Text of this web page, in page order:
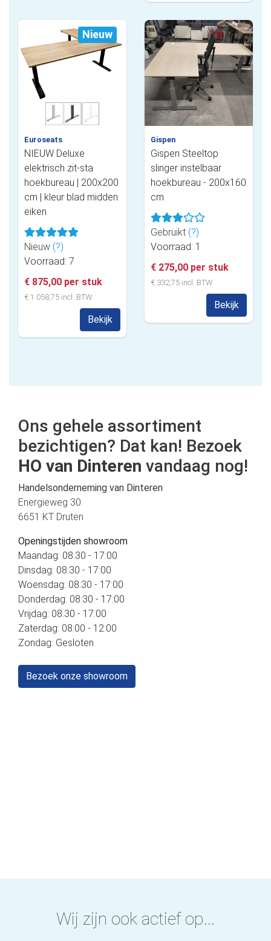
Nieuw
Euroseats
NIEUW Deluxe
elektrisch zit-sta
hoekbureau | 200x200
cm | kleur blad midden
eiken
Nieuw (?)
Voorraad: 7
€ 875,00 per stuk
€ 1.058,75 incl. BTW
Bekijk
Gispen
Gispen Steeltop
slinger instelbaar
hoekbureau - 200x160
cm
Gebruikt (?)
Voorraad: 1
€ 275,00 per stuk
€ 332,75 incl. BTW
Bekijk
Ons gehele assortiment
bezichtigen? Dat kan! Bezoek
HO van Dinteren vandaag nog!
Handelsonderneming van Dinteren
Energieweg 30
6651 KT Druten
Openingstijden showroom
Maandag: 08:30 - 17:00
Dinsdag: 08:30 - 17:00
Woensdag: 08:30 - 17:00
Donderdag: 08:30 - 17:00
Vrijdag: 08:30 - 17:00
Zaterdag: 08:00 - 12:00
Zondag: Gesloten
Bezoek onze showroom
Wij zijn ook actief op...